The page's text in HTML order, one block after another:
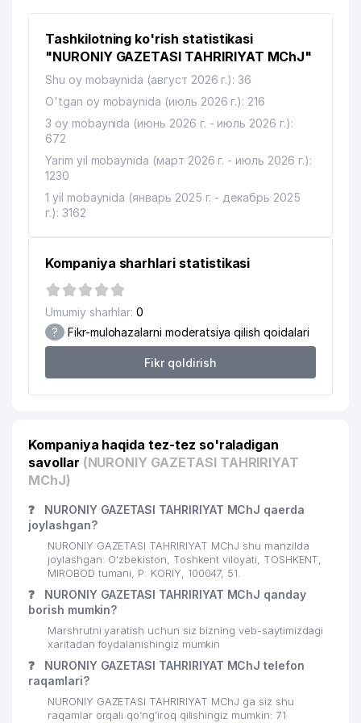
12
BELARUS RESPUBLIKASI
ELChINONASI
13 SSP-MAROQAND UK
14 MUBORAK MChJ 396 м
15
ELChINONASI
451 м
16
FRANTSIYA RESPUBLIKASI
ELChINONASI
453 м
AFROSIYOB-SAN'AT XUSUSIY
KORXONASI
18 DAV MChJ
19
O'ZBEKISTON RESPUBLIKASI
EKOLOGIYANI VA TABIATNI
MUHOFAZA QILISH DAVLAT
O'ZBEKISTON TASHQI ISHLAR
21
O'ZBEKISTON RESPUBLIKASI
FANLAR AKADEMIYASI
IMMUNOLOGIYA VA INSON
GENOMIKASI INSTITUTI
536 м
22
O'ZBEKISTON RESPUBLIKASI
23 ANALYTICS CONSULTING MChJ
24
TARIX INSTITUTI O'ZBEKISTON
RESPUBLIKASI FANLAR AKADEMIYASI
25 DELTA GLOBAL SOLUTIONS MChJ
26
MINTAQAL ELEKTRIK TARMOQLARI
Tashkilotning ko'rish statistikasi
"NURONIY GAZETASI TAHRIRIYAT MChJ"
Shu oy mobaynida (август 2026 г.): 36
O'tgan oy mobaynida (июль 2026 г.): 216
3 oy mobaynida (июнь 2026 г. - июль 2026 г.):
672
Yarim yil mobaynida (март 2026 г. - июль 2026 г.):
1230
1 yil mobaynida (январь 2025 г. - декабрь 2025
г.): 3162
Kompaniya sharhlari statistikasi
Umumiy sharhlar: 0
? Fikr-mulohazalarni moderatsiya qilish qoidalari
Fikr qoldirish
Kompaniya haqida tez-tez so'raladigan
savollar (NURONIY GAZETASI TAHRIRIYAT
MChJ)
❓
NURONIY GAZETASI TAHRIRIYAT MChJ qaerda
joylashgan?
NURONIY GAZETASI TAHRIRIYAT MChJ shu manzilda
joylashgan: O'zbekiston, Toshkent viloyati, TOSHKENT,
MIROBOD tumani, P. KORIY, 100047, 51.
❓
NURONIY GAZETASI TAHRIRIYAT MChJ qanday
borish mumkin?
Marshrutni yaratish uchun siz bizning veb-saytimizdagi
xaritadan foydalanishingiz mumkin
❓
NURONIY GAZETASI TAHRIRIYAT MChJ telefon
raqamlari?
NURONIY GAZETASI TAHRIRIYAT MChJ ga siz shu
raqamlar orqali qo’ng’iroq qilishingiz mumkin: 71